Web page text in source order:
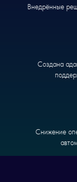
Внедрённые
Создана
Снижение